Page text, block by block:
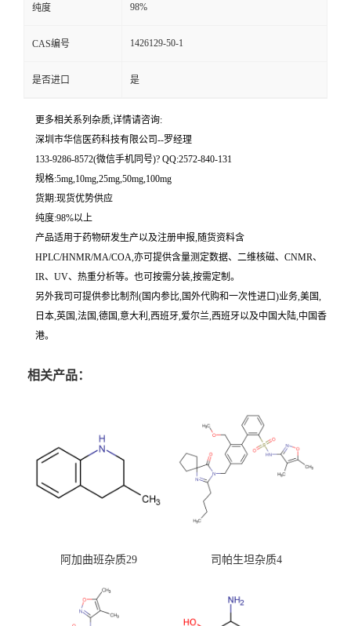
纯度 98%
CAS编号 1426129-50-1
是否进口 是
更多相关系列杂质,详情请咨询:
深圳市华信医药科技有限公司--罗经理
133-9286-8572(微信手机同号)? QQ:2572-840-131
规格:5mg,10mg,25mg,50mg,100mg
货期:现货优势供应
纯度:98%以上
产品适用于药物研发生产以及注册申报,随货资料含
HPLC/HNMR/MA/COA,亦可提供含量测定数据、二维核磁、CNMR、
IR、UV、热重分析等。也可按需分装,按需定制。
另外我司可提供参比制剂(国内参比,国外代购和一次性进口)业务,美国,
日本,英国,法国,德国,意大利,西班牙,爱尔兰,西班牙以及中国大陆,中国香
港。
相关产品：
阿加曲班杂质29 司帕生坦杂质4